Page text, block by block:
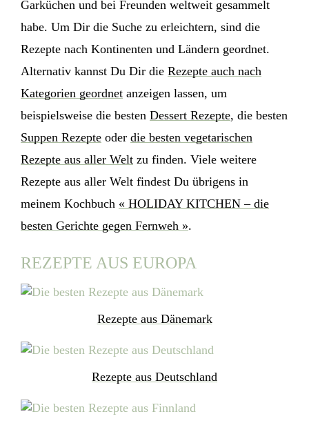
Garküchen und bei Freunden weltweit gesammelt
habe. Um Dir die Suche zu erleichtern, sind die
Rezepte nach Kontinenten und Ländern geordnet.
Alternativ kannst Du Dir die Rezepte auch nach
Kategorien geordnet anzeigen lassen, um
beispielsweise die besten Dessert Rezepte, die besten
Suppen Rezepte oder die besten vegetarischen
Rezepte aus aller Welt zu finden. Viele weitere
Rezepte aus aller Welt findest Du übrigens in
meinem Kochbuch « HOLIDAY KITCHEN – die
besten Gerichte gegen Fernweh ».
REZEPTE AUS EUROPA
Rezepte aus Dänemark
Rezepte aus Deutschland